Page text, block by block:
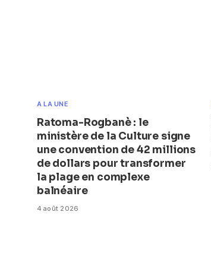
A LA UNE
Ratoma-Rogbanè : le
ministère de la Culture signe
une convention de 42 millions
de dollars pour transformer
la plage en complexe
balnéaire
4 août 2026